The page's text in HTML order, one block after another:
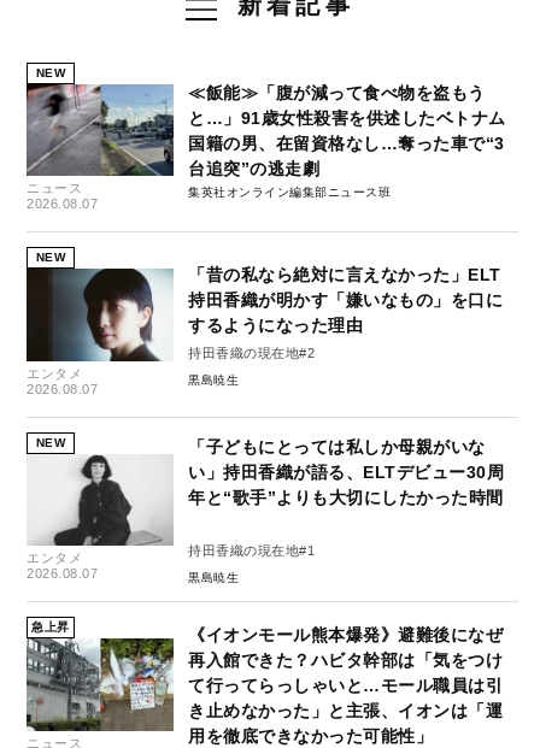
NEW
ニュース
2026.08.07
≪飯能≫「腹が減って食べ物を盗もう
と…」91歳女性殺害を供述したベトナム
国籍の男、在留資格なし…奪った車で“3
台追突”の逃走劇
集英社オンライン編集部ニュース班
NEW
エンタメ
2026.08.07
「昔の私なら絶対に言えなかった」ELT
持田香織が明かす「嫌いなもの」を口に
するようになった理由
持田香織の現在地#2
黒島暁生
NEW
エンタメ
2026.08.07
「子どもにとっては私しか母親がいな
い」持田香織が語る、ELTデビュー30周
年と“歌手”よりも大切にしたかった時間
持田香織の現在地#1
黒島暁生
急上昇
ニュース
《イオンモール熊本爆発》避難後になぜ
再入館できた？ハビタ幹部は「気をつけ
て行ってらっしゃいと…モール職員は引
き止めなかった」と主張、イオンは「運
用を徹底できなかった可能性」